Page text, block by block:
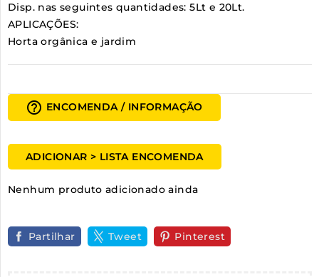
Disp. nas seguintes quantidades: 5Lt e 20Lt.
APLICAÇÕES:
Horta orgânica e jardim
help_outline ENCOMENDA / INFORMAÇÃO
ADICIONAR > LISTA ENCOMENDA
Nenhum produto adicionado ainda
Partilhar Tweet Pinterest